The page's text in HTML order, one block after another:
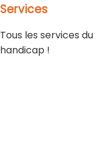
Services
Tous les services du
handicap !